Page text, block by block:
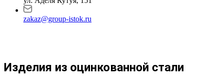
zakaz@group-istok.ru
Изделия из оцинкованной стали